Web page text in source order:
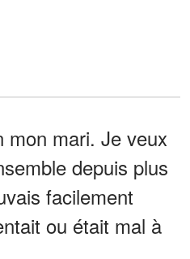
mon mari. Je veux
depuis plus
facilement
ou était mal à